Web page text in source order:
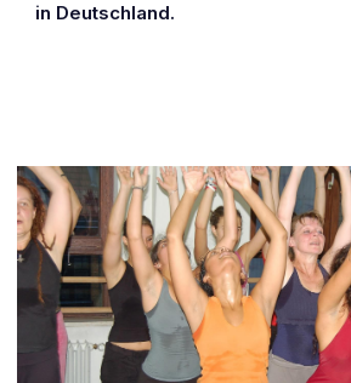
in Deutschland.